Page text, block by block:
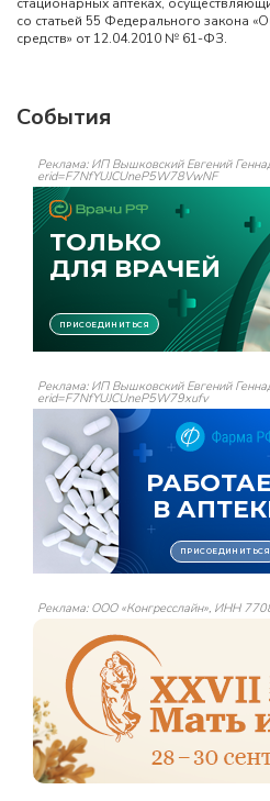
со статьей 55 Федерального закона
средств» от 12.04.2010 № 61-ФЗ.
События
Реклама: ИП Вышковский Евгений
erid=F7NfYUJCUneP5W78VwNF
Реклама: ИП Вышковский Евгений
erid=F7NfYUJCUneP5W79xufv
Реклама: ООО «Конгресслайн», ИНН